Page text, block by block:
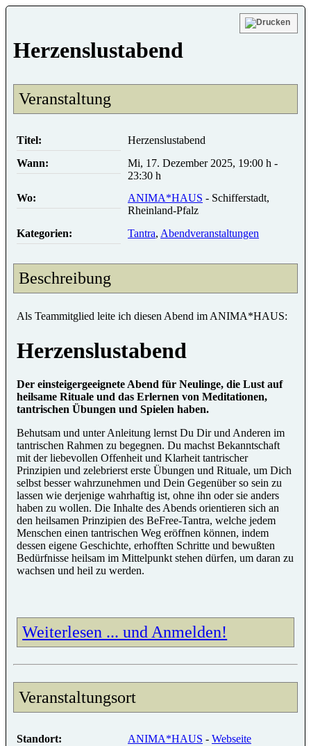
Herzenslustabend
Veranstaltung
Titel:
Herzenslustabend
Wann:
Mi, 17. Dezember 2025, 19:00 h -
23:30 h
Wo:
ANIMA*HAUS - Schifferstadt,
Rheinland-Pfalz
Kategorien:
Tantra, Abendveranstaltungen
Beschreibung
Als Teammitglied leite ich diesen Abend im ANIMA*HAUS:
Herzenslustabend
Der einsteigergeeignete Abend für Neulinge, die Lust auf
heilsame Rituale und das Erlernen von Meditationen,
tantrischen Übungen und Spielen haben.
Behutsam und unter Anleitung lernst Du Dir und Anderen im
tantrischen Rahmen zu begegnen. Du machst Bekanntschaft
mit der liebevollen Offenheit und Klarheit tantrischer
Prinzipien und zelebrierst erste Übungen und Rituale, um Dich
selbst besser wahrzunehmen und Dein Gegenüber so sein zu
lassen wie derjenige wahrhaftig ist, ohne ihn oder sie anders
haben zu wollen. Die Inhalte des Abends orientieren sich an
den heilsamen Prinzipien des BeFree-Tantra, welche jedem
Menschen einen tantrischen Weg eröffnen können, indem
dessen eigene Geschichte, erhofften Schritte und bewußten
Bedürfnisse heilsam im Mittelpunkt stehen dürfen, um daran zu
wachsen und heil zu werden.
Weiterlesen ... und Anmelden!
Veranstaltungsort
Standort: ANIMA*HAUS - Webseite